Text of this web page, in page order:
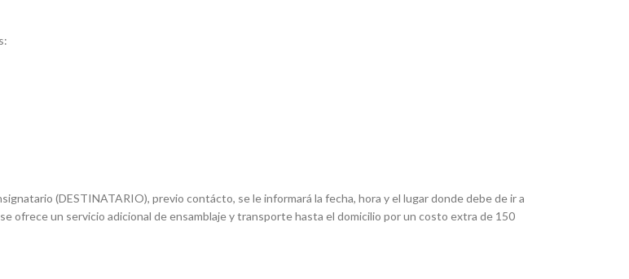
(DESTINATARIO), previo contácto, se le informará la fecha, hora y el lugar donde debe de ir a
ofrece un servicio adicional de ensamblaje y transporte hasta el domicilio por un costo extra de 150